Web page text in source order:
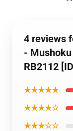
4 reviews
-
RB2112
★★★★★
★★★★☆
★★★☆☆